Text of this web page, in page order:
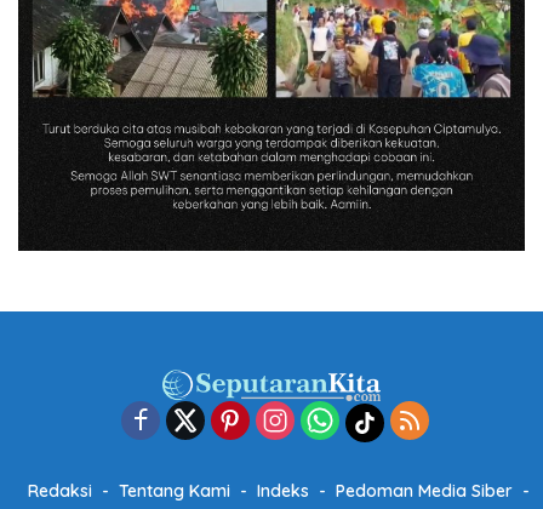
Redaksi Tentang Kami Indeks
Pedoman Media Siber